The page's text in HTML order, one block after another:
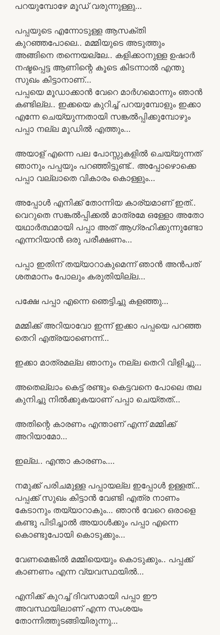
പറയുമ്പോഴേ മൂഡ് വരുന്നുള്ളു…
പപ്പയുടെ എന്നോടുള്ള ആസക്തി
കുറഞ്ഞപോലെ.. മമ്മിയുടെ അടുത്തും
അങ്ങിനെ തന്നെയല്ലേ.. കളിക്കാനുള്ള ഉഷാർ
നഷ്ടപ്പെട്ട ആണിന്റെ കൂടെ കിടന്നാൽ എന്തു
സുഖം കിട്ടാനാണ്…
പപ്പയെ മൂഡാക്കാൻ വേറെ മാർഗമൊന്നും ഞാൻ
കണ്ടില്ല.. ഇക്കയെ കുറിച്ച് പറയുമ്പോളും ഇക്കാ
എന്നേ ചെയ്യുന്നതായി സങ്കൽപ്പിക്കുമ്പോഴും
പപ്പാ നല്ല മൂഡിൽ എത്തും…
അയാള് എന്നെ പല പോസ്സുകളിൽ ചെയ്യുന്നത്
ഞാനും പപ്പയും പറഞ്ഞിട്ടുണ്ട്.. അപ്പോഴൊക്കെ
പപ്പാ വല്ലാതെ വികാരം കൊള്ളും…
അപ്പോൾ എനിക്ക് തോന്നിയ കാര്യമാണ് ഇത്‌..
വെറുതെ സങ്കൽപ്പിക്കൽ മാത്രമേ ഒള്ളോ അതോ
യഥാർത്ഥമായി പപ്പാ അത് ആഗ്രഹിക്കുന്നുണ്ടോ
എന്നറിയാൻ ഒരു പരീക്ഷണം…
പപ്പാ ഇതിന് തയ്യാറാകുമെന്ന് ഞാൻ അൻപത്
ശതമാനം പോലും കരുതിയില്ല…
പക്ഷേ പപ്പാ എന്നെ ഞെട്ടിച്ചു കളഞ്ഞു…
മമ്മിക്ക് അറിയാവോ ഇന്ന്‌ ഇക്കാ പപ്പയെ പറഞ്ഞ
തെറി എത്രയാണെന്ന്…
ഇക്കാ മാത്രമല്ല ഞാനും നല്ല തെറി വിളിച്ചു…
അതെല്ലാം കെട്ട് രണ്ടും കെട്ടവനെ പോലെ തല
കുനിച്ചു നിൽക്കുകയാണ് പപ്പാ ചെയ്തത്…
അതിന്റെ കാരണം എന്താണ് എന്ന് മമ്മിക്ക്
അറിയാമോ…
ഇല്ല.. എന്താ കാരണം….
നമുക്ക് പരിചമുള്ള പപ്പായല്ല ഇപ്പോൾ ഉള്ളത്…
പപ്പക്ക് സുഖം കിട്ടാൻ വേണ്ടി എത്ര നാണം
കേടാനും തയ്യാറാകും… ഞാൻ വേറെ ഒരാളെ
കണ്ടു പിടിച്ചാൽ അയാൾക്കും പപ്പാ എന്നെ
കൊണ്ടുപോയി കൊടുക്കും…
വേണമെങ്കിൽ മമ്മിയെയും കൊടുക്കും.. പപ്പക്ക്
കാണണം എന്ന വ്യവസ്ഥയിൽ…
എനിക്ക് കുറച്ച് ദിവസമായി പപ്പാ ഈ
അവസ്ഥയിലാണ് എന്ന സംശയം
തോന്നിത്തുടങ്ങിയിരുന്നു…